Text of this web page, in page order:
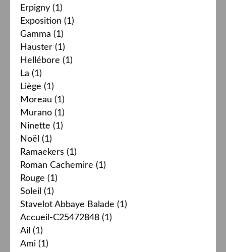
Erpigny (1)
Exposition (1)
Gamma (1)
Hauster (1)
Hellébore (1)
La (1)
Liège (1)
Moreau (1)
Murano (1)
Ninette (1)
Noël (1)
Ramaekers (1)
Roman Cachemire (1)
Rouge (1)
Soleil (1)
Stavelot Abbaye Balade (1)
Accueil-C25472848 (1)
Ail (1)
Ami (1)